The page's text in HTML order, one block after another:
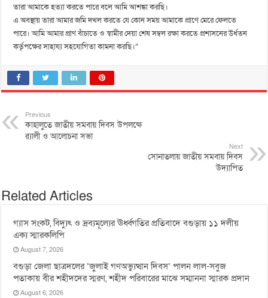
তারা আমাকে হত্যা করতে পারে বলে আমি আশঙ্কা করছি।
এ অবস্থায় তারা আমার জমি দখল করতে যে কোন সময় আমাকে প্রাণে মেরে ফেলতে
পারে। আমি আমার প্রাণ বাঁচাতে ও স্বামীর দেয়া শেষ সম্বল রক্ষা করতে প্রশাসনের উর্ধতন
কর্তৃপক্ষের সাহায্য সহযোগিতা কামনা করছি।”
Previous
কাহালুতে জাতীয় সমবায় দিবস উপলক্ষে
র‌্যালী ও আলোচনা সভা
Next
সোনাতলায় জাতীয় সমবায় দিবস
উদ্যাপিত
Related Articles
গ্যাস সংকট, বিদ্যুৎ ও দ্রব্যমূল্যের ঊর্ধ্বগতির প্রতিবাদে বগুড়ায় ১১ দলীয়
এক্য স্মারকলিপি
August 7, 2026
বগুড়া জেলা ছাত্রদলের ‘জুলাই গণঅভ্যুত্থান দিবস’ পালন লাল-সবুজ
পতাকায় বীর শহীদদের স্মরণ, শহীদ পরিবারের মাঝে সম্মাননা স্মারক প্রদান
August 6, 2026